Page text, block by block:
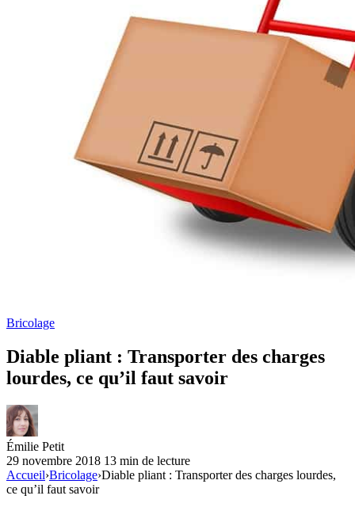
Bricolage
Diable pliant : Transporter des charges
lourdes, ce qu’il faut savoir
Émilie Petit
29 novembre 2018 13 min de lecture
Accueil›Bricolage›Diable pliant : Transporter des charges lourdes,
ce qu’il faut savoir